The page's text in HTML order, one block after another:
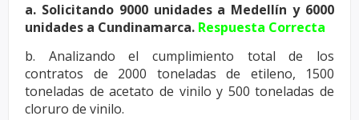
a. Solicitando 9000 unidades a Medellín y 6000
unidades a Cundinamarca. Respuesta Correcta
b. Analizando el cumplimiento total de los
contratos de 2000 toneladas de etileno, 1500
toneladas de acetato de vinilo y 500 toneladas de
cloruro de vinilo.